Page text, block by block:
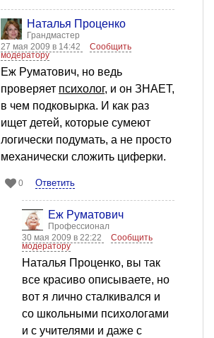
Наталья Проценко
Грандмастер
27 мая 2009 в 14:42
Сообщить
модератору
Еж Руматович, но ведь
проверяет психолог, и он ЗНАЕТ,
в чем подковырка. И как раз
ищет детей, которые сумеют
логически подумать, а не просто
механически сложить циферки.
0 Ответить
Еж Руматович
Профессионал
30 мая 2009 в 22:22
Сообщить
модератору
Наталья Проценко, вы так
все красиво описываете, но
вот я лично сталкивался и
со школьными психологами
и с учителями и даже с